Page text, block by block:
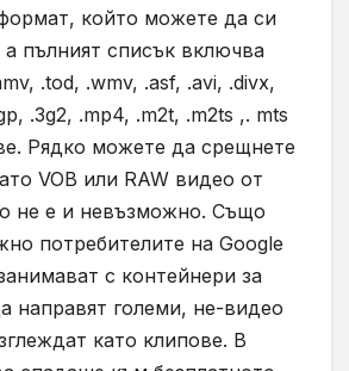
който можете да си
а пълният списък включва
.tod, .wmv, .asf, .avi, .divx,
.3g2, .mp4, .m2t, .m2ts ,. mts
Рядко можете да срещнете
VOB или RAW видео от
не е и невъзможно. Също
потребителите на Google
с контейнери за
направят големи, не-видео
като клипове. В